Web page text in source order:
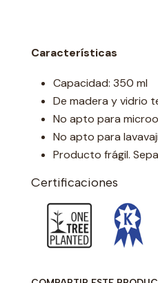
Características
Capacidad: 350 ml
De madera y vidrio
No apto para
No apto para
Producto frágil.
Certificaciones